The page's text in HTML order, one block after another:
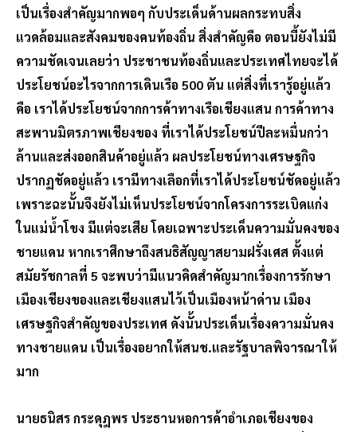
เป็นเรื่องสำคัญมากพอๆ กับประเด็นด้านผลกระทบสิ่ง
แวดล้อมและสังคมของคนท้องถิ่น สิ่งสำคัญคือ ตอนนี้ยังไม่มี
ความชัดเจนเลยว่า ประชาชนท้องถิ่นและประเทศไทยจะได้
ประโยชน์อะไรจากการเดินเรือ 500 ตัน แต่สิ่งที่เรารู้อยู่แล้ว
คือ เราได้ประโยชน์จากการค้าทางเรือเชียงแสน การค้าทาง
สะพานมิตรภาพเชียงของ ที่เราได้ประโยชน์ปีละหมื่นกว่า
ล้านและส่งออกสินค้าอยู่แล้ว ผลประโยชน์ทางเศรษฐกิจ
ปรากฏชัดอยู่แล้ว เรามีทางเลือกที่เราได้ประโยชน์ชัดอยู่แล้ว
เพราะฉะนั้นจึงยังไม่เห็นประโยชน์จากโครงการระเบิดแก่ง
ในแม่น้ำโขง มีแต่จะเสีย โดยเฉพาะประเด็นความมั่นคงของ
ชายแดน หากเราศึกษาถึงสนธิสัญญาสยามฝรั่งเศส ตั้งแต่
สมัยรัชกาลที่ 5 จะพบว่ามีแนวคิดสำคัญมากเรื่องการรักษา
เมืองเชียงของและเชียงแสนไว้เป็นเมืองหน้าด่าน เมือง
เศรษฐกิจสำคัญของประเทศ ดังนั้นประเด็นเรื่องความมั่นคง
ทางชายแดน เป็นเรื่องอยากให้สนช.และรัฐบาลพิจารณาให้
มาก
นายธนิสร กระดุฎพร ประธานหอการค้าอำเภอเชียงของ